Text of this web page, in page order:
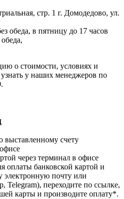
г. Домодедово, ул.
о стоимости, условиях и
у наших менеджеров по
выставленному счету
через терминал в офисе
оплаты банковской картой и
электронную почту или
Telegram), переходите по ссылке,
карты и производите оплату*.